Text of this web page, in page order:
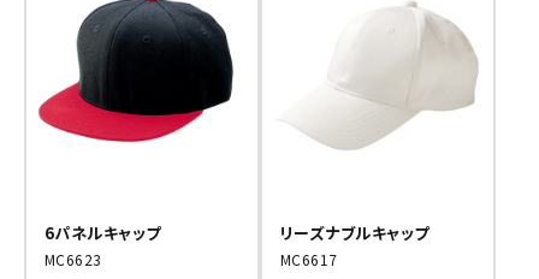
6パネルキャップ
MC6623
リーズナブルキャップ
MC6617